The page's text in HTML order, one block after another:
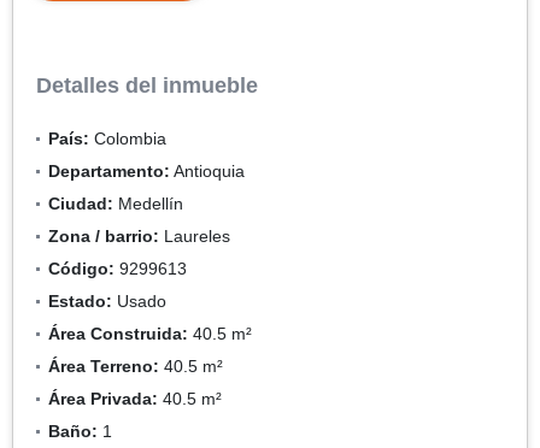
Detalles del inmueble
País: Colombia
Departamento: Antioquia
Ciudad: Medellín
Zona / barrio: Laureles
Código: 9299613
Estado: Usado
Área Construida: 40.5 m²
Área Terreno: 40.5 m²
Área Privada: 40.5 m²
Baño: 1